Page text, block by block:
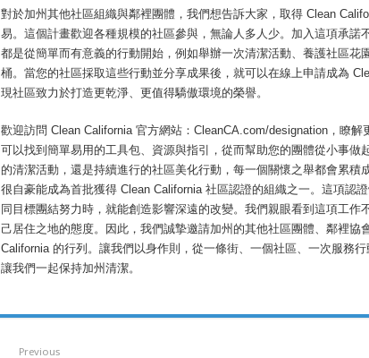
對於加州其他社區組織與鄰裡團體，我們想告訴大家，取得 Clean
易。這個計畫歡迎各種規模的社區參與，無論人多人少。加入這項承諾
都是從簡單而有意義的行動開始，例如舉辦一次清潔活動、養護社區花
桶。當您的社區採取這些行動並分享成果後，就可以在線上申請成為
現社區致力於打造更乾淨、更值得驕傲環境的榮譽。
歡迎訪問 Clean California 官方網站：CleanCA.com/designation，瞭解
可以找到簡單易用的工具包、資源與指引，從而幫助您的團體從小事做
的清潔活動，還是持續進行的社區美化行動，每一個關懷之舉都會累積
很自豪能成為首批獲得 Clean California 社區認證的組織之一。這項認
同目標團結努力時，就能創造影響深遠的改變。我們親眼看到這項工作
己居住之地的態度。因此，我們誠摯邀請加州的其他社區團體、鄰裡協
California 的行列。讓我們以身作則，從一條街、一個社區、一次服務
讓我們一起保持加州清潔。
Previous